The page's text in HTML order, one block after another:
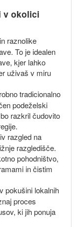
v okolici
raznolike
To je idealen
kjer lahko
uživaš v miru
tradicionalno
podeželski
razkril čudovito
razgled na
razgledišče.
pohodništvo,
in čistim
pokušini lokalnih
proces
ki jih ponuja